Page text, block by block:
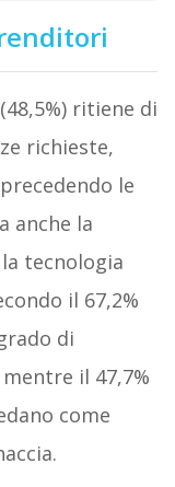
ritiene di
richieste,
le
anche la
tecnologia
il 67,2%
di
il 47,7%
come